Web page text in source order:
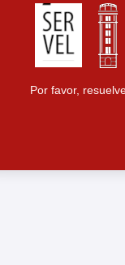
Por favor,